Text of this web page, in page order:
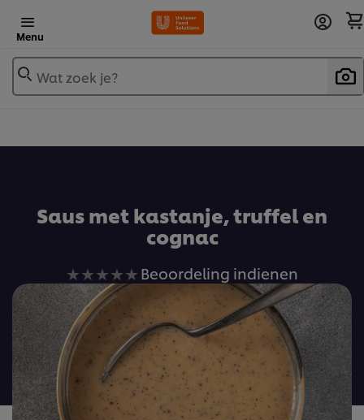
Menu
Wat zoek je?
Saus met kastanje, truffel en
cognac
Geen
beoordelingen
ingediend
voor
deze
recipe
Beoordeling indienen